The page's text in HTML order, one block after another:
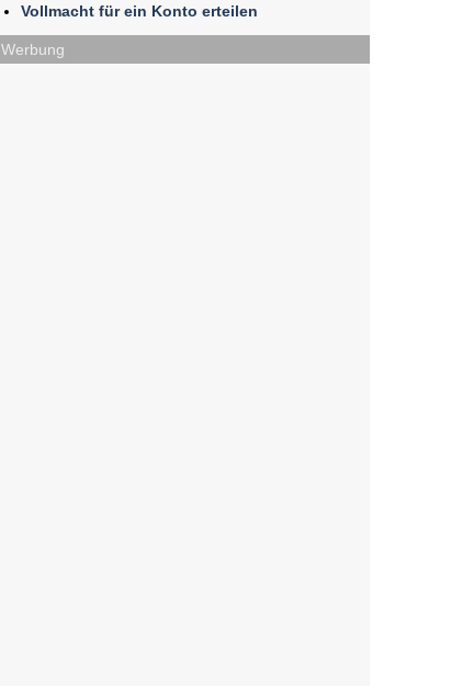
Vollmacht für ein Konto erteilen
Werbung